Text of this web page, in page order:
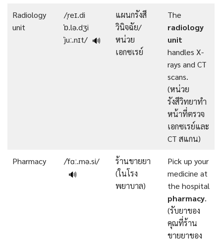
Radiology
unit
/ˌreɪ.di
ˈɒ.lə.dʒi
ˈjuː.nɪt/ 🔊
แผนกรังสี
วินิจฉัย/
หน่วย
เอกซเรย์
The
radiology
unit
handles X-
rays and CT
scans.
(หน่วย
รังสีวิทยาทำ
หน้าที่ตรวจ
เอกซเรย์และ
CT สแกน)
Pharmacy
/ˈfɑː.mə.si/
🔊
ร้านขายยา
(ในโรง
พยาบาล)
Pick up your
medicine at
the hospital
pharmacy.
(รับยาของ
คุณที่ร้าน
ขายยาของ